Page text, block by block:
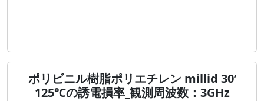
ポリビニル樹脂ポリエチレン millid 30’
125℃の誘電損率_観測周波数：3GHz